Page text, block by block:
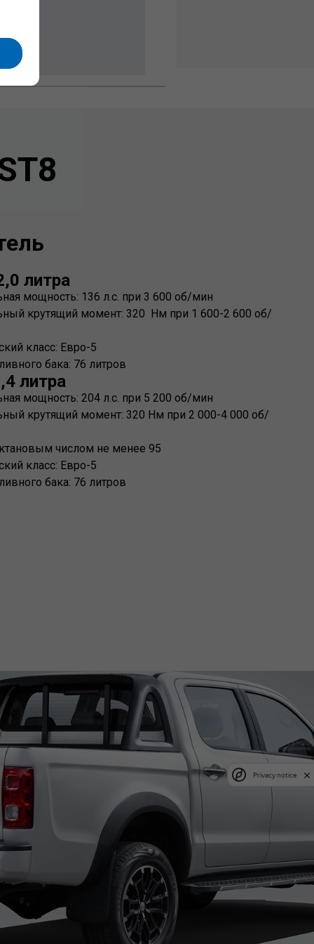
литра
мощность: 136 л.с. при 3 600 об/мин
крутящий момент: 320 Нм при 1 600-2 600 об/
класс: Евро-5
бака: 76 литров
литра
мощность: 204 л.с. при 5 200 об/мин
крутящий момент: 320 Нм при 2 000-4 000 об/
числом не менее 95
класс: Евро-5
бака: 76 литров
Privacy notice